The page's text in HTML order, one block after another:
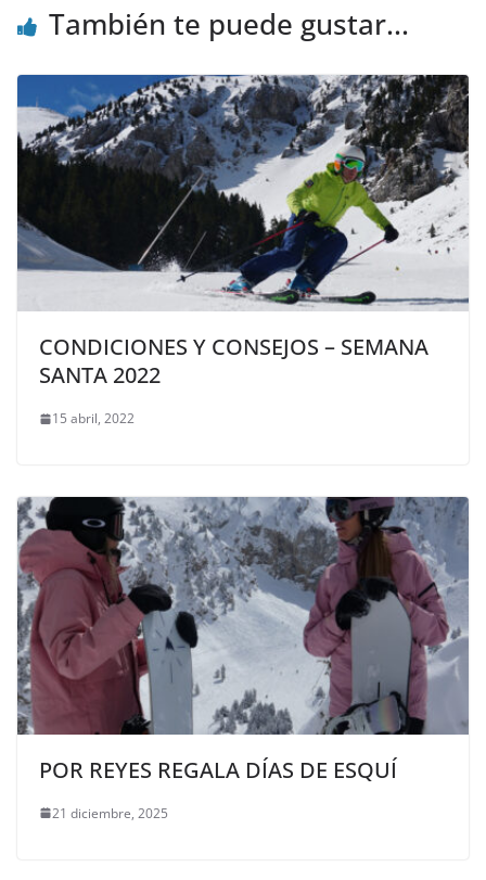
También te puede gustar...
CONDICIONES Y CONSEJOS – SEMANA
SANTA 2022
15 abril, 2022
POR REYES REGALA DÍAS DE ESQUÍ
21 diciembre, 2025